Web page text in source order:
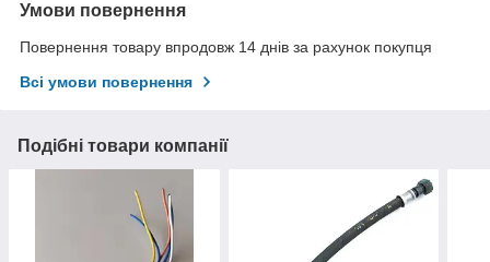
Умови повернення
Повернення товару впродовж 14 днів за рахунок покупця
Всі умови повернення
Подібні товари компанії